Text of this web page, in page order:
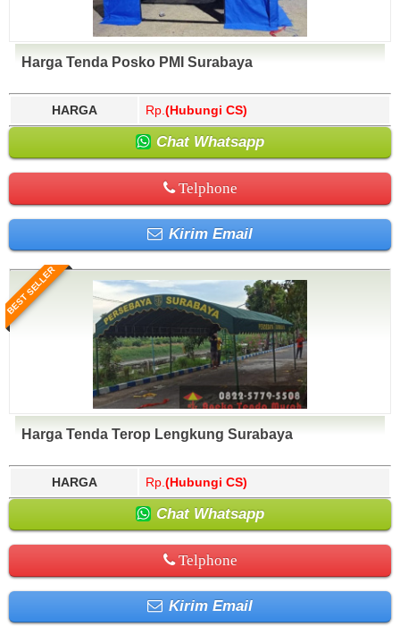
Harga Tenda Posko PMI Surabaya
HARGA Rp. (Hubungi CS)
Chat Whatsapp
Telphone
Kirim Email
BEST SELLER
Harga Tenda Terop Lengkung Surabaya
HARGA Rp. (Hubungi CS)
Chat Whatsapp
Telphone
Kirim Email